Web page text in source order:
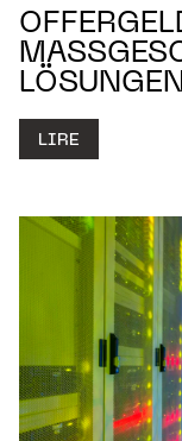
ÖSUNGEN
LIRE